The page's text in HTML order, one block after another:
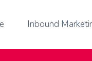
Inbound